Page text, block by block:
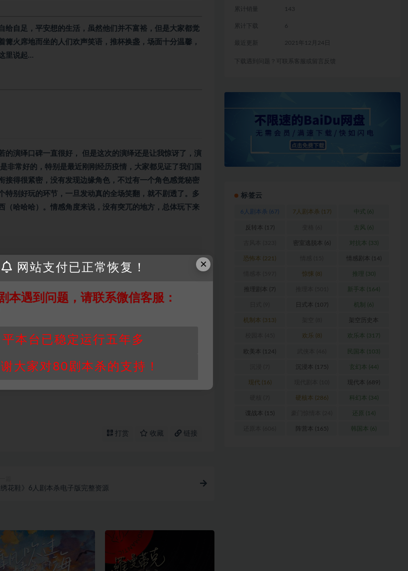
自足，平安想的生活，虽然他们并不富裕，但是大家都觉
火席地而坐的人们欢声笑语，推杯换盏，场面十分温馨，
里说起…
演绎口碑一直很好， 但是这次的演绎还是让我惊讶了，演
非常好的，特别是最近刚刚经历疫情，大家都见证了我们国
得很紧密，没有发现边缘角色，不过有一个角色感觉秘密
特别好玩的环节，一旦发动真的全场笑翻，就不剧透了。多
哈哈哈）。情感角度来说，没有突兀的地方，总体玩下来
发！！！网盘不限速下载神器→点此下载
仅供学习研究使用，请勿用于商业用途!任何人访问、浏
约束，并遵守所有适用的法律法规。
权利人。如有侵权，请发邮件通知并提供相关证实资料
相关剧本攻略。
站收取的赞助费，用于本站整理资料的时间成本及网站
何行为和纠纷，本站概不承担任何责任。未经许可的
打赏 收藏 链接
绣花鞋》6人剧本杀电子版完整资源
累计销量 143
累计下载 6
最近更新 2021年12月24日
下载遇到问题？可联系客服或留言反馈
标签云
6人剧本杀 (67) 7人剧本杀 (17) 中式 (6)
反转本 (17) 古风 (6)
密室逃脱本 (6) 对抗本 (33)
恐怖本 (221) 情感剧本 (14)
惊悚 (8) 推理 (30)
推理剧本 (7) 新手本 (164)
日式本 (107) 机制 (6)
机制本 (313) 架空历史本
(102)
欢乐 (8) 欢乐本 (317)
欧美本 (124) 民国本 (103)
沉浸本 (175) 玄幻本 (44)
现代 (16) 现代本 (689)
硬核本 (286) 科幻本 (34)
谍战本 (15) 还原 (14)
阵营本 (165) 韩国本 (6)
×
网站支付已正常恢复！
本遇到问题，请联系微信客服：
平本台已稳定运行五年多
大家对80剧本杀的支持！